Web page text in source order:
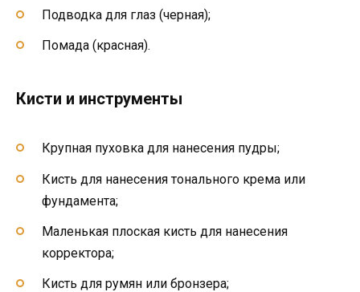
Подводка для глаз (черная);
Помада (красная).
Кисти и инструменты
Крупная пуховка для нанесения пудры;
Кисть для нанесения тонального крема или
фундамента;
Маленькая плоская кисть для нанесения
корректора;
Кисть для румян или бронзера;